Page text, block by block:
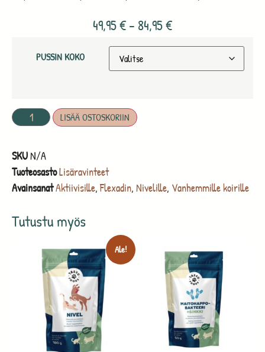
Tutustu myös
Ale!
49,95€– 84,95€
PUSSIN KOKO
LISÄÄ OSTOSKORIIN
SKUN/A
TuoteosastoLisäravinteet
AvainsanatAktiivisille, Flexadin, Nivelille, Vanhemmille koirille